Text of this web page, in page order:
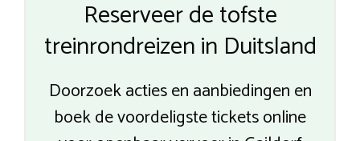
Reserveer de tofste
treinrondreizen in Duitsland
Doorzoek acties en aanbiedingen en
boek de voordeligste tickets online